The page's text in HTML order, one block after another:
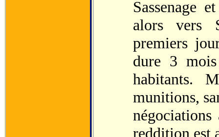
Sassenage
alors vers
premiers
dure 3 mois
habitants.
munitions,
reddition est